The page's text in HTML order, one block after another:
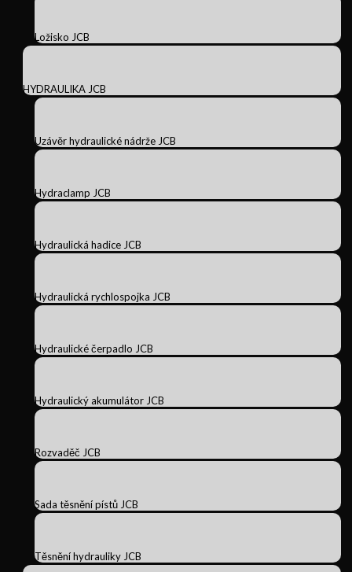
Ložisko JCB
HYDRAULIKA JCB
Uzávěr hydraulické nádrže JCB
Hydraclamp JCB
Hydraulická hadice JCB
Hydraulická rychlospojka JCB
Hydraulické čerpadlo JCB
Hydraulický akumulátor JCB
Rozvaděč JCB
Sada těsnění pístů JCB
Těsnění hydrauliky JCB